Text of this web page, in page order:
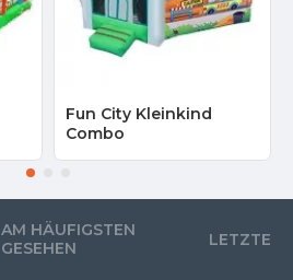
Fun City Kleinkind
Combo
AM HÄUFIGSTEN
GESEHEN
LETZTE